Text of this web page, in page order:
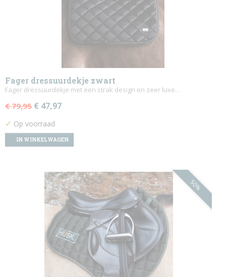
Fager dressuurdekje zwart
Fager dressuurdekje met een strak design en zeer luxe…
€ 79,95 € 47,97
✓ Op voorraad
IN WINKELWAGEN
50%